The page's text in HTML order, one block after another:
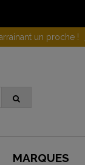
un proche !
MARQUES